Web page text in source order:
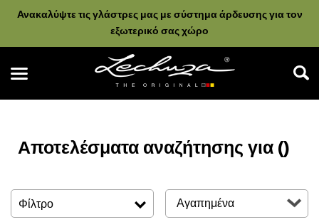
Ανακαλύψτε τις γλάστρες μας με σύστημα άρδευσης για τον
εξωτερικό σας χώρο
Αποτελέσματα αναζήτησης για ()
Φίλτρο